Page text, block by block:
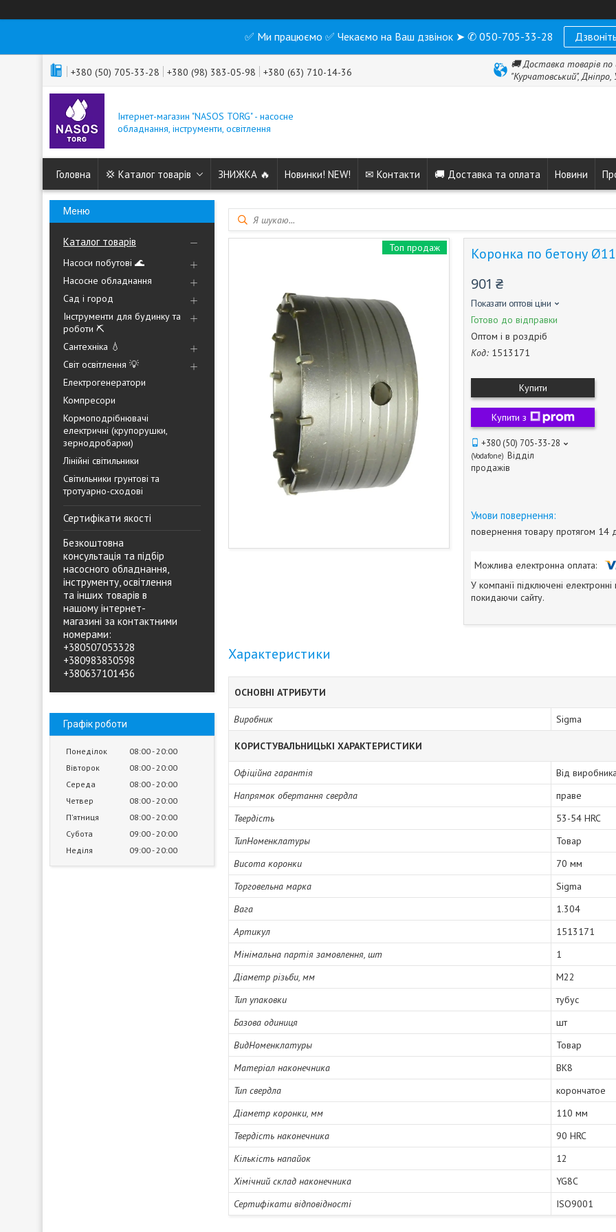
✅ Ми працюємо ✅ Чекаємо на Ваш дзвінок ➤ ✆ 050-705-33-28
+380 (50) 705-33-28 +380 (98) 383-05-98 +380 (63) 710-14-36
🚚 Доставка товарів по
"Курчатовський", Дніпро,
Інтернет-магазин "NASOS TORG" - насосне
обладнання, інструменти, освітлення
Головна 💢 Каталог товарів ЗНИЖКА 🔥 Новинки! NEW! ✉ Контакти 🚚 Доставка та оплата Новини
Каталог товарів
Насоси побутові 🌊
Насосне обладнання
Сад і город
Інструменти для будинку та
роботи ⛏️
Сантехніка 💧
Світ освітлення 💡
Електрогенератори
Компресори
Кормоподрібнювачі
електричні (крупорушки,
зернодробарки)
Лінійні світильники
Світильники грунтові та
тротуарно-сходові
Сертифікати якості
Безкоштовна
консультація та підбір
насосного обладнання,
інструменту, освітлення
та інших товарів в
нашому інтернет-
магазині за контактними
номерами:
+380507053328
+380983830598
+380637101436
Графік роботи
Понеділок 08:00 20:00
Вівторок
08:00 20:00
Середа
08:00 20:00
Четвер
08:00 20:00
Пʼятниця
08:00 20:00
Субота
09:00 20:00
Неділя
09:00 20:00
Топ продаж Коронка по бетону
901 ₴
Показати оптові ціни
Готово до відправки
Оптом і в роздріб
Код: 1513171
Купити
Купити з
+380 (50) 705-33-28
Vodafone Відділ
продажів
повернення товару протягом 14
У компанії підключені
покидаючи сайту.
Характеристики
ОСНОВНІ АТРИБУТИ
Виробник Sigma
КОРИСТУВАЛЬНИЦЬКІ ХАРАКТЕРИСТИКИ
Офіційна гарантія
Від
Напрямок обертання свердла
праве
Твердість
53-54 HRC
ТипНоменклатуры
Товар
Висота коронки
70 мм
Торговельна марка
Sigma
Вага
1.304
Артикул
1513171
Мінімальна партія замовлення, шт
1
Діаметр різьби, мм
М22
Тип упаковки
тубус
Базова одиниця
шт
ВидНоменклатуры
Товар
Матеріал наконечника
ВК8
Тип свердла
корончатое
Діаметр коронки, мм
110 мм
Твердість наконечника
90 HRC
Кількість напайок
12
Хімічний склад наконечника
YG8C
Сертифікати відповідності
ISO9001